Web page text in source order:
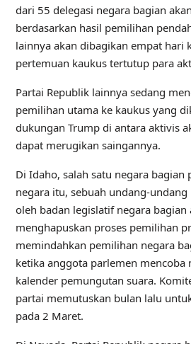
dari 55 delegasi negara bagian
berdasarkan hasil pemilihan
lainnya akan dibagikan empat hari
pertemuan kaukus tertutup para
Partai Republik lainnya sedang
pemilihan utama ke kaukus yang
dukungan Trump di antara aktivis
dapat merugikan saingannya.
Di Idaho, salah satu negara bagian
negara itu, sebuah undang-
oleh badan legislatif negara bagian
menghapuskan proses pemilihan
memindahkan pemilihan negara
ketika anggota parlemen mencoba
kalender pemungutan suara.
partai memutuskan bulan lalu
pada 2 Maret.